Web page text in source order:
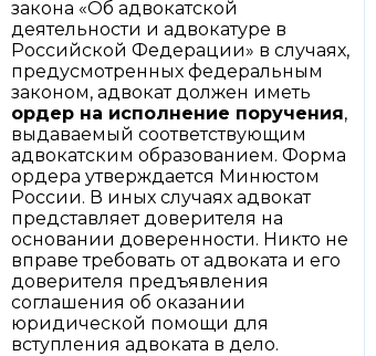
закона «Об адвокатской
деятельности и адвокатуре в
Российской Федерации» в случаях,
предусмотренных федеральным
законом, адвокат должен иметь
ордер на исполнение поручения,
выдаваемый соответствующим
адвокатским образованием. Форма
ордера утверждается Минюстом
России. В иных случаях адвокат
представляет доверителя на
основании доверенности. Никто не
вправе требовать от адвоката и его
доверителя предъявления
соглашения об оказании
юридической помощи для
вступления адвоката в дело.